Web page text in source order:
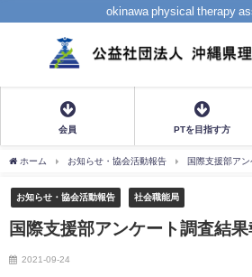
okinawa physical therapy
会員 PTを目指す方
ホーム お知らせ・協会活動報告 国際支援部ア
お知らせ・協会活動報告 社会職能局
国際支援部アンケート調査結
2021-09-24